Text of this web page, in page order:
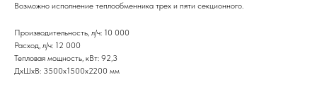
Возможно исполнение теплообменника трех и пяти секционного.
Производительность, л/ч: 10 000
Расход, л/ч: 12 000
Тепловая мощность, кВт: 92,3
ДxШxВ: 3500x1500x2200 мм